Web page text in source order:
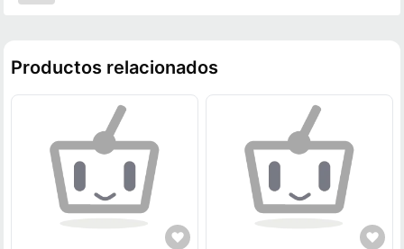
Productos relacionados